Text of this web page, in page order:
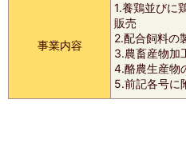
事業内容
1.養鶏並びに
販売
2.配合飼料の
3.農畜産物加
4.酪農生産物
5.前記各号に